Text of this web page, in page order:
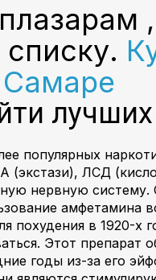
Самаре
популярных
ЛСД
нервную систему.
амфетамина
похудения в 1920-х
Этот препарат
годы из-за его